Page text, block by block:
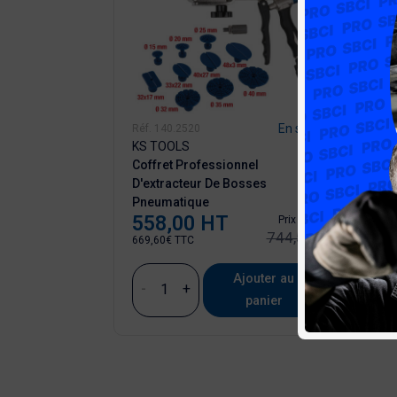
Réf. 140.2520
En stock
KS TOOLS
Coffret Professionnel
D'extracteur De Bosses
Pneumatique
Prix
558,00 HT
669,60€ TTC
Prix ​​initial
744,55 €
- +
Ajouter au
panier
Réf.
KS
Mm
Prix
-